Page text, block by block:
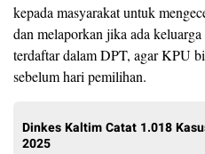
kepada masyarakat untuk
dan melaporkan jika ada
terdaftar dalam DPT, agar KPU
sebelum hari pemilihan.
Dinkes Kaltim Catat 1.018
2025